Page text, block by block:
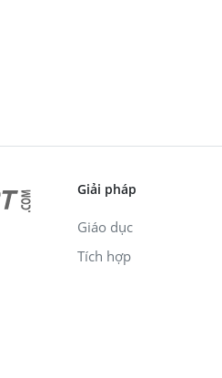
Giải pháp
Giáo dục
Tích hợp